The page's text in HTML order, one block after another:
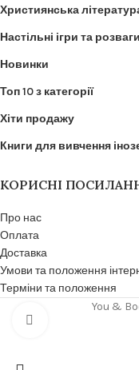
Християнська
Настільні ігри та розваги
Новинки
Топ 10 з категорії
Хіти продажу
Книги для вивчення
КОРИСНІ
Про нас
Оплата
Доставка
Умови та положення
Терміни та положення
You &